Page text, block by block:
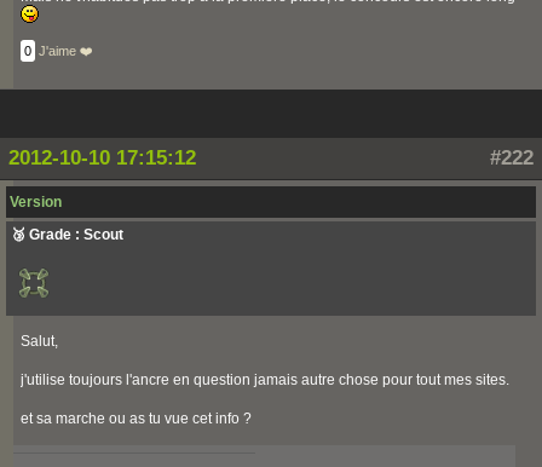
0 J'aime ❤️
#222
2012-10-10 17:15:12
Version
🥉 Grade : Scout
Salut,
j'utilise toujours l'ancre en question jamais autre chose pour tout mes sites.
et sa marche ou as tu vue cet info ?